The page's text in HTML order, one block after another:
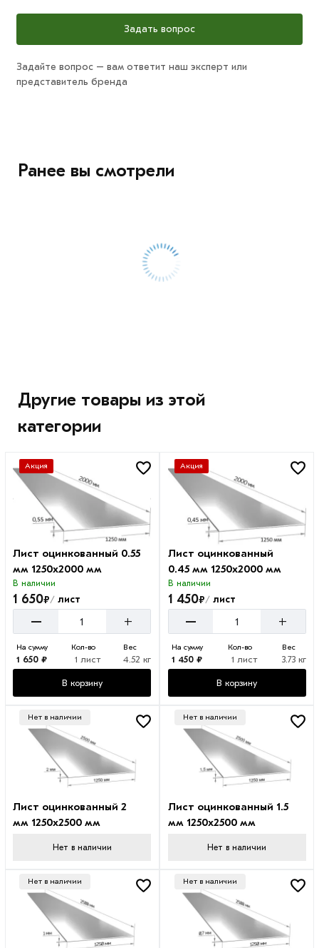
Задать вопрос
Задайте вопрос – вам ответит наш эксперт или
представитель бренда
Ранее вы смотрели
Другие товары из этой
категории
Акция
Лист оцинкованный 0.55
мм 1250х2000 мм
В наличии
1 650₽/ лист
– +
На сумму
1 650 ₽
Кол-во
1 лист
Вес
4.52 кг
В корзину
Акция
Лист оцинкованный
0.45 мм 1250х2000 мм
В наличии
1 450₽/лист
– +
На сумму
1 450 ₽
Кол-во
1 лист
Вес
3.73 кг
В корзину
Нет в наличии
Лист оцинкованный 2
мм 1250х2500 мм
Нет в наличии
Нет в наличии
Лист оцинкованный 1.5
мм 1250х2500 мм
Нет в наличии
Нет в наличии Нет в наличии